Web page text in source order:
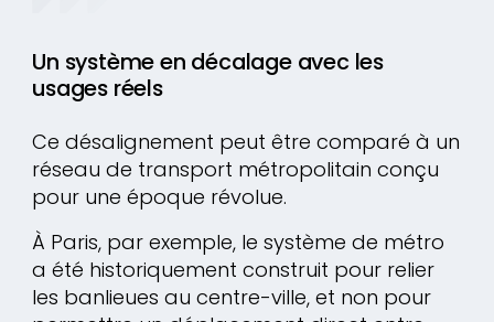
Un système en décalage avec les
usages réels
Ce désalignement peut être comparé à un
réseau de transport métropolitain conçu
pour une époque révolue.
À Paris, par exemple, le système de métro
a été historiquement construit pour relier
les banlieues au centre-ville, et non pour